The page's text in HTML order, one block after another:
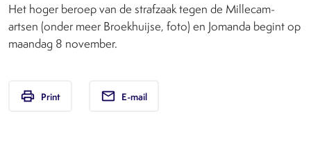
Het hoger beroep van de strafzaak tegen de Millecam-
artsen (onder meer Broekhuijse, foto) en Jomanda begint op
maandag 8 november.
print Print email E-mail